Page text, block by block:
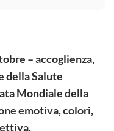
– accoglienza,
della Salute
Mondiale della
emotiva, colori,